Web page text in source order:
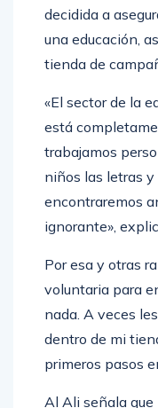
decidida a
una educación,
tienda de
«El sector de la
está
trabajamos
niños las letras y
encontraremos
ignorante»,
Por esa y otras
voluntaria para
nada. A veces
dentro de mi
primeros pasos
Al Ali señala que